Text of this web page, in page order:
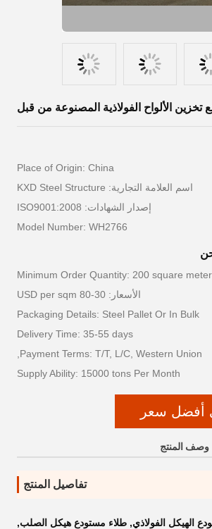
تخزين الألواح الفولاذية المصنوعة من قبل
Place of Origin: China
اسم العلامة التجارية: KXD Steel Structure
إصدار الشهادات: ISO9001:2008
Model Number: WH2766
Minimum Order Quantity: 200 square
الأسعار: 30-80 USD per sqm
Packaging Details: Steel Pallet Or In Bulk
Delivery Time: 35-55 days
Payment Terms: T/T, L/C, Western Union,
Supply Ability: 15000 tons Per Month
أفضل سعر
وصف المنتج
تفاصيل المنتج
الهيكل الفولاذي, طلاء مستودع هيكل الصلب,